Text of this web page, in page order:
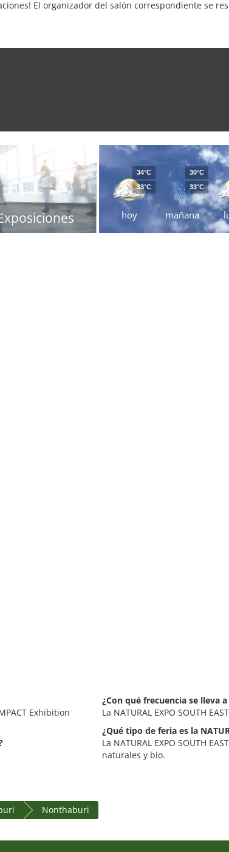
El organizador del salón correspondiente se
hoy
34°C
33°C
mañana
30°C
33°C
Exhibition
¿Con qué frecuencia se lleva a
La NATURAL EXPO SOUTH
¿Qué tipo de feria es la
La NATURAL EXPO SOUTH
naturales y bio.
Nonthaburi